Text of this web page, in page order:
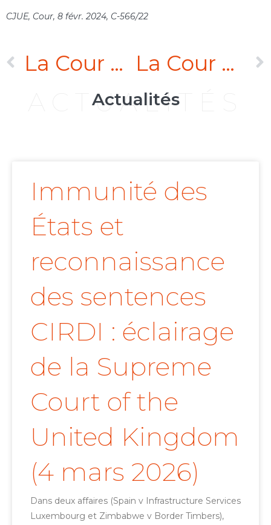
CJUE, Cour, 8 févr. 2024, C-566/22
La Cour de cassation refuse d’accorder une option de compétence au dirigeant, même non-commerçant, d’une société commerciale La Cour d’appel de Paris rappelle que le contrôle de la conformité d’une sentence arbitrale à l’ordre public international ne peut s’effectuer au regard de circonstances futures hypothétiques
ACTUALITÉS
Actualités
Immunité des
États et
reconnaissance
des sentences
CIRDI : éclairage
de la Supreme
Court of the
United Kingdom
(4 mars 2026)
Dans deux affaires (Spain v Infrastructure Services
Luxembourg et Zimbabwe v Border Timbers),